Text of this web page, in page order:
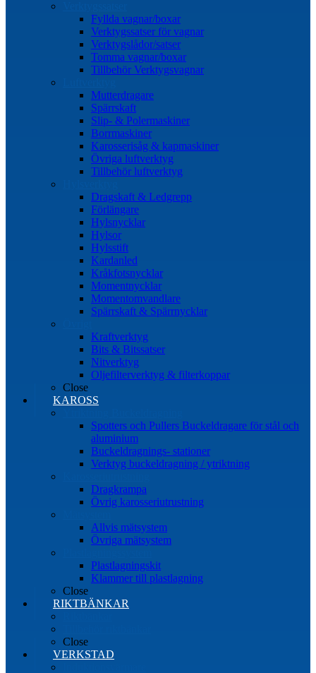
Fyllda vagnar/boxar
Verktygssatser för vagnar
Verktygslådor/satser
Tomma vagnar/boxar
Tillbehör Verktygsvagnar
Mutterdragare
Spärrskaft
Slip- & Polermaskiner
Borrmaskiner
Karosserisåg & kapmaskiner
Övriga luftverktyg
Tillbehör luftverktyg
Dragskaft & Ledgrepp
Förlängare
Hylsnycklar
Hylsor
Hylsstift
Kardanled
Kråkfotsnycklar
Momentnycklar
Momentomvandlare
Spärrskaft & Spärrnycklar
Kraftverktyg
Bits & Bitssatser
Nitverktyg
Oljefilterverktyg & filterkoppar
Close
KAROSS
Spotters och Pullers Buckeldragare för stål och
aluminium
Buckeldragnings- stationer
Verktyg buckeldragning / ytriktning
Dragkrampa
Övrig karosseriutrustning
Allvis mätsystem
Övriga mätsystem
Plastlagningskit
Klammer till plastlagning
Close
RIKTBÄNKAR
Close
VERKSTAD